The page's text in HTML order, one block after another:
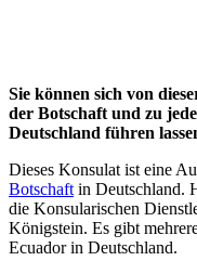
Sie können sich von
der Botschaft und zu
Deutschland führen
Dieses Konsulat ist eine
Botschaft in Deutschland.
die Konsularischen
Königstein. Es gibt
Ecuador in Deutschland.